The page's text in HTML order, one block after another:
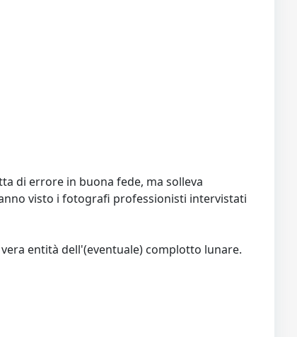
di errore in buona fede, ma solleva
visto i fotografi professionisti intervistati
entità dell'(eventuale) complotto lunare.